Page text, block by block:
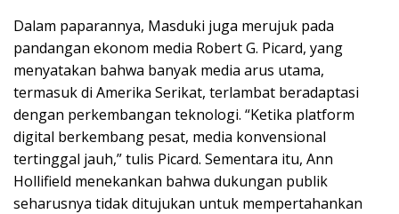
Dalam paparannya, Masduki juga merujuk pada
pandangan ekonom media Robert G. Picard, yang
menyatakan bahwa banyak media arus utama,
termasuk di Amerika Serikat, terlambat beradaptasi
dengan perkembangan teknologi. “Ketika platform
digital berkembang pesat, media konvensional
tertinggal jauh,” tulis Picard. Sementara itu, Ann
Hollifield menekankan bahwa dukungan publik
seharusnya tidak ditujukan untuk mempertahankan